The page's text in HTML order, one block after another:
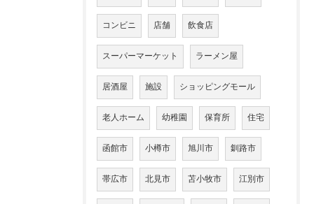
コンビニ 店舗 飲食店
スーパーマーケット ラーメン屋
居酒屋 施設 ショッピングモール
老人ホーム 幼稚園 保育所 住宅
函館市 小樽市 旭川市 釧路市
帯広市 北見市 苫小牧市 江別市